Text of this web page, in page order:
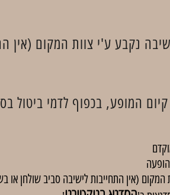
נקבע ע'י צוות המקום (אין
(אין התחייבות לישיבה סביב שולחן או